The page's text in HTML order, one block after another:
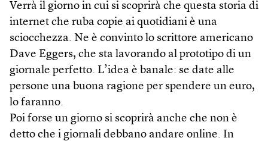
Verrà il giorno in cui si scoprirà che questa storia di
internet che ruba copie ai quotidiani è una
sciocchezza. Ne è convinto lo scrittore americano
Dave Eggers, che sta lavorando al prototipo di un
giornale perfetto. L’idea è banale: se date alle
persone una buona ragione per spendere un euro,
lo faranno.
Poi forse un giorno si scoprirà anche che non è
detto che i giornali debbano andare online. In